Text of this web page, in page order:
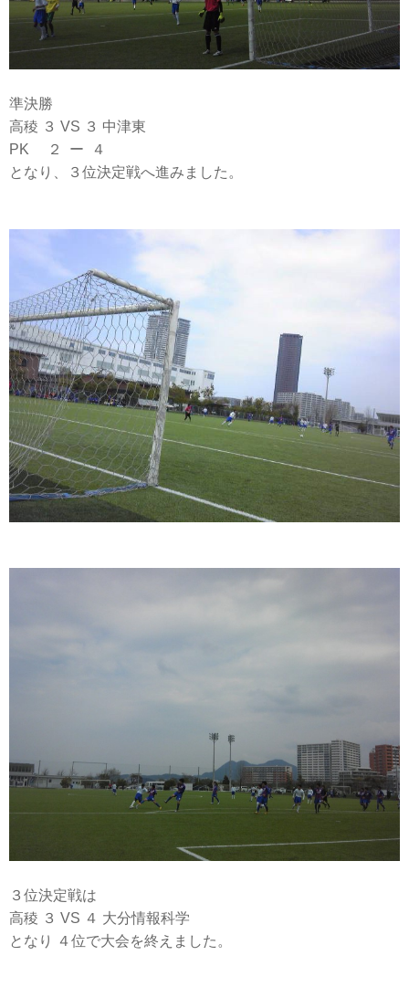
準決勝
高稜 ３ VS ３ 中津東
PK ２ ー ４
となり、３位決定戦へ進みました。
３位決定戦は
高稜 ３ VS ４ 大分情報科学
となり ４位で大会を終えました。